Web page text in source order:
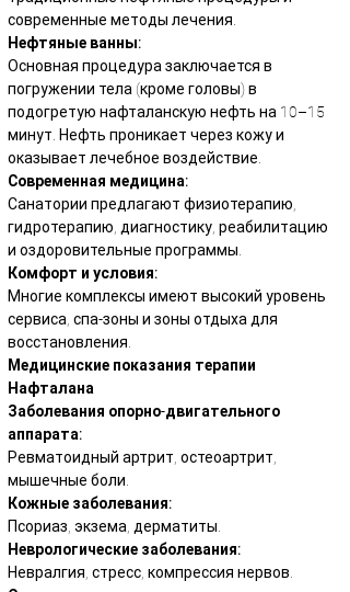
современные методы лечения.
Нефтяные ванны:
Основная процедура заключается в
погружении тела (кроме головы) в
подогретую нафталанскую нефть на 10–15
минут. Нефть проникает через кожу и
оказывает лечебное воздействие.
Современная медицина:
Санатории предлагают физиотерапию,
гидротерапию, диагностику, реабилитацию
и оздоровительные программы.
Комфорт и условия:
Многие комплексы имеют высокий уровень
сервиса, спа-зоны и зоны отдыха для
восстановления.
Медицинские показания терапии
Нафталана
Заболевания опорно-двигательного
аппарата:
Ревматоидный артрит, остеоартрит,
мышечные боли.
Кожные заболевания:
Псориаз, экзема, дерматиты.
Неврологические заболевания:
Невралгия, стресс, компрессия нервов.